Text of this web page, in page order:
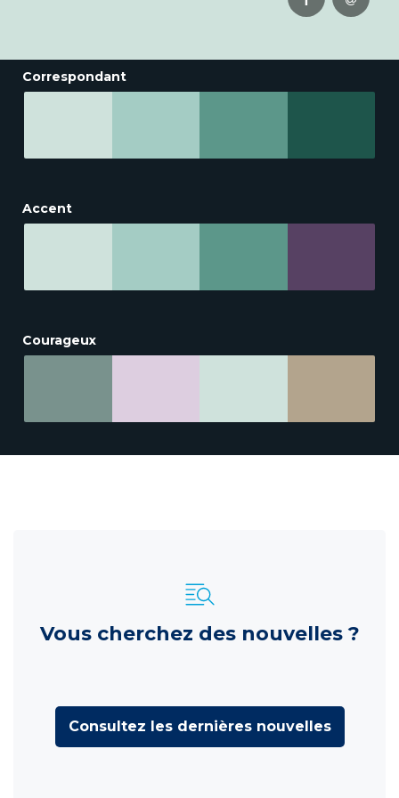
Correspondant
Accent
Courageux
Vous cherchez des nouvelles ?
Consultez les dernières nouvelles